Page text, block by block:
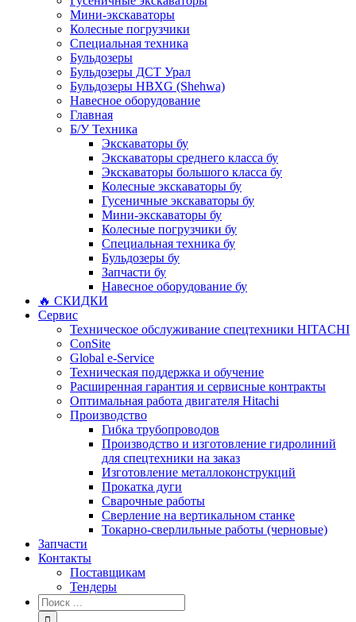
Мини-экскаваторы
Колесные погрузчики
Специальная техника
Бульдозеры
Бульдозеры ДСТ Урал
Бульдозеры HBXG (Shehwa)
Навесное оборудование
Главная
Б/У Техника
Экскаваторы бу
Экскаваторы среднего класса бу
Экскаваторы большого класса бу
Колесные экскаваторы бу
Гусеничные экскаваторы бу
Мини-экскаваторы бу
Колесные погрузчики бу
Специальная техника бу
Бульдозеры бу
Запчасти бу
Навесное оборудование бу
🔥 СКИДКИ
Сервис
Техническое обслуживание спецтехники HITACHI
ConSite
Global e-Service
Техническая поддержка и обучение
Расширенная гарантия и сервисные контракты
Оптимальная работа двигателя Hitachi
Производство
Гибка трубопроводов
Производство и изготовление гидролиний
для спецтехники на заказ
Изготовление металлоконструкций
Прокатка дуги
Сварочные работы
Сверление на вертикальном станке
Токарно-сверлильные работы (черновые)
Запчасти
Контакты
Поставщикам
Тендеры
Результат
поиска: